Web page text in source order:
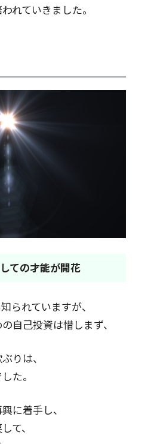
れていきました。
ての才能が開花
られていますが、
自己投資は惜しまず、
りは、
た。
に着手し、
て、